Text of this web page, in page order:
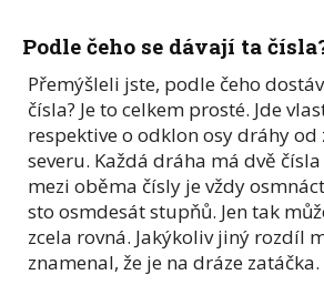
Podle čeho se dávají ta
Přemýšleli jste, podle čeho
čísla? Je to celkem prosté. Jde
respektive o odklon osy dráhy od
severu. Každá dráha má dvě
mezi oběma čísly je vždy
sto osmdesát stupňů. Jen tak
zcela rovná. Jakýkoliv jiný rozdíl
znamenal, že je na dráze zatáčka.